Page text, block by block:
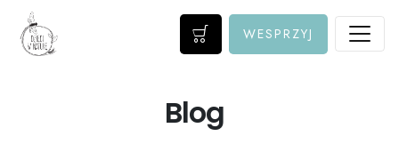
WESPRZYJ
Blog